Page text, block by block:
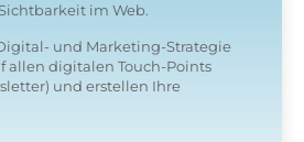
im Web.
und Marketing-Strategie
allen digitalen Touch-Points
und erstellen Ihre